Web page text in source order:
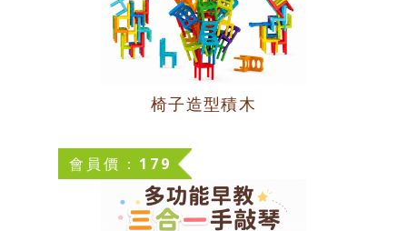
椅子造型積木
會員價：179